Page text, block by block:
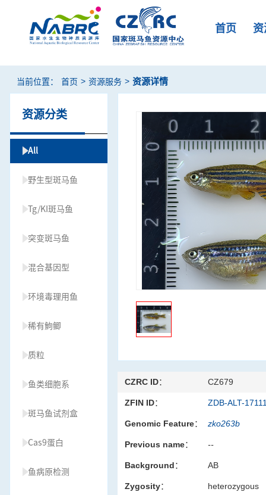
首页
当前位置： 首页 > 资源服务 > 资源详情
资源分类
All
野生型斑马鱼
Tg/KI斑马鱼
突变斑马鱼
混合基因型
环境毒理用鱼
稀有鮈鲫
质粒
鱼类细胞系
斑马鱼试剂盒
Cas9蛋白
鱼病原检测
CZRC ID： CZ679
ZFIN ID： ZDB-ALT-
Genomic Feature： zko263b
Previous name： --
Background： AB
Zygosity： heterozygous